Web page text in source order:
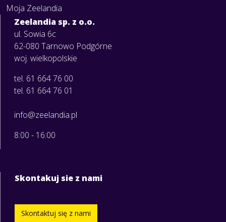
Moja Zeelandia
Zeelandia sp. z o.o.
ul. Sowia 6c
62-080 Tarnowo Podgórne
woj. wielkopolskie
tel. 61 664 76 00
tel. 61 664 76 01
info@zeelandia.pl
8:00 - 16:00
Skontakuj sie z nami
Skontaktuj się z nami